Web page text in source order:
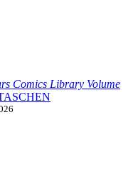
Comics Library Volume